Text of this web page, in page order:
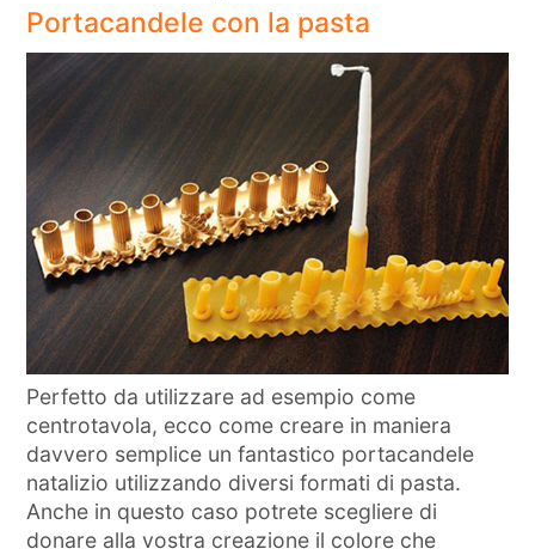
Portacandele con la pasta
Perfetto da utilizzare ad esempio come
centrotavola, ecco come creare in maniera
davvero semplice un fantastico portacandele
natalizio utilizzando diversi formati di pasta.
Anche in questo caso potrete scegliere di
donare alla vostra creazione il colore che